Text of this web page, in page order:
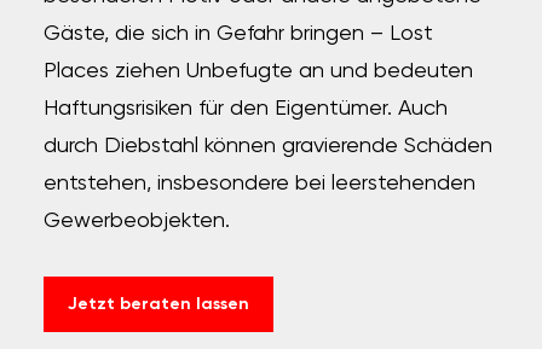
Gäste, die sich in Gefahr bringen – Lost
Places ziehen Unbefugte an und bedeuten
Haftungsrisiken für den Eigentümer. Auch
durch Diebstahl können gravierende Schäden
entstehen, insbesondere bei leerstehenden
Gewerbeobjekten.
Jetzt beraten lassen